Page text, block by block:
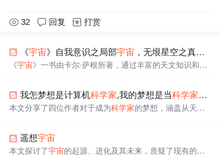
32 回复 打赏
《宇宙》自我意识之局部宇宙 ，无垠星空之真实
《宇宙》一书由卡尔·萨根所著，通过丰富的天文知识和深
宙 的关系，以及科学如何改善我们的生活。作者通过翻译
者虞北冥的视角，分享了个人对宇宙浩瀚与人类渺小的感
我怎梦想是计算机科学家,我的梦想是当科学家作文
本文分享了四位作者对于成为科学家的梦想，涵盖从天文
遥想宇宙
本文探讨了宇宙的起源、进化及其未来，质疑了现有的一